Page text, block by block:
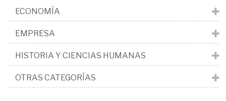
ECONOMÍA
EMPRESA
HISTORIA Y CIENCIAS HUMANAS
OTRAS CATEGORÍAS